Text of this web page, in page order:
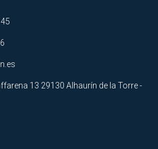
13 29130 Alhaurín de la Torre -